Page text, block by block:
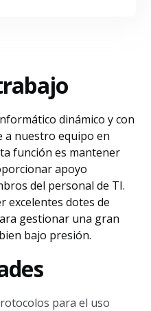
dinámico y con
nuestro equipo en
función es mantener
apoyo
del personal de TI.
excelentes dotes de
gestionar una gran
bajo presión.
para el uso